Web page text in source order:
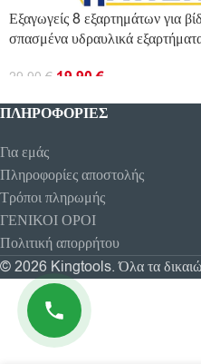
Εξαγωγείς 8 εξαρτημάτων για
σπασμένα υδραυλικά
29.90 € 19.90€
ΠΡΟΣΘΉΚΗ ΣΤΟ ΚΑΛΆΘΙ
ΠΛΗΡΟΦΟΡΊΕΣ
Για εμάς
Πληροφορίες αποστολής
Τρόποι πληρωμής
ΓΕΝΙΚΟΙ ΟΡΟΙ
Πολιτική απορρήτου
© 2026 Kingtools. Όλα τα